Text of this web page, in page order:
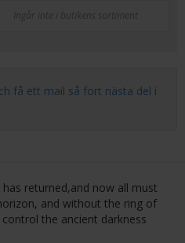
Ingår inte i butikens sortiment
få ett mail så fort nästa del i
returned,and now all must
and without the ring of
the ancient darkness